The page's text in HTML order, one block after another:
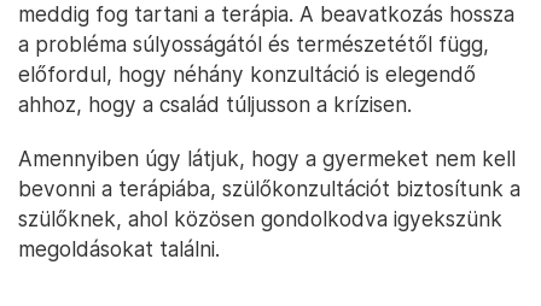
meddig fog tartani a terápia. A beavatkozás hossza
a probléma súlyosságától és természetétől függ,
előfordul, hogy néhány konzultáció is elegendő
ahhoz, hogy a család túljusson a krízisen.
Amennyiben úgy látjuk, hogy a gyermeket nem kell
bevonni a terápiába, szülőkonzultációt biztosítunk a
szülőknek, ahol közösen gondolkodva igyekszünk
megoldásokat találni.